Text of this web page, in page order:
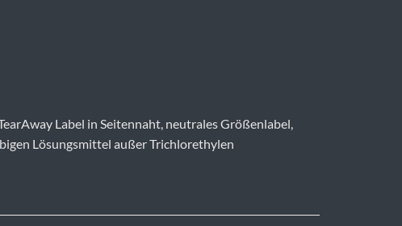
Label in Seitennaht, neutrales Größenlabel,
Lösungsmittel außer Trichlorethylen